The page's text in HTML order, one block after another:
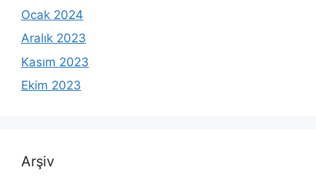
Ocak 2024
Aralık 2023
Kasım 2023
Ekim 2023
Arşiv